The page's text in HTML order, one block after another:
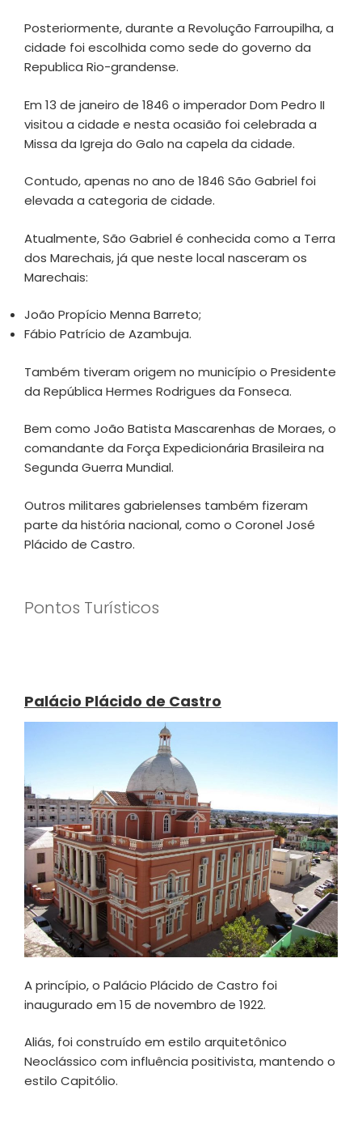
Posteriormente, durante a Revolução Farroupilha, a
cidade foi escolhida como sede do governo da
Republica Rio-grandense.
Em 13 de janeiro de 1846 o imperador Dom Pedro II
visitou a cidade e nesta ocasião foi celebrada a
Missa da Igreja do Galo na capela da cidade.
Contudo, apenas no ano de 1846 São Gabriel foi
elevada a categoria de cidade.
Atualmente, São Gabriel é conhecida como a Terra
dos Marechais, já que neste local nasceram os
Marechais:
João Propício Menna Barreto;
Fábio Patrício de Azambuja.
Também tiveram origem no município o Presidente
da República Hermes Rodrigues da Fonseca.
Bem como João Batista Mascarenhas de Moraes, o
comandante da Força Expedicionária Brasileira na
Segunda Guerra Mundial.
Outros militares gabrielenses também fizeram
parte da história nacional, como o Coronel José
Plácido de Castro.
Pontos Turísticos
Palácio Plácido de Castro
A princípio, o Palácio Plácido de Castro foi
inaugurado em 15 de novembro de 1922.
Aliás, foi construído em estilo arquitetônico
Neoclássico com influência positivista, mantendo o
estilo Capitólio.